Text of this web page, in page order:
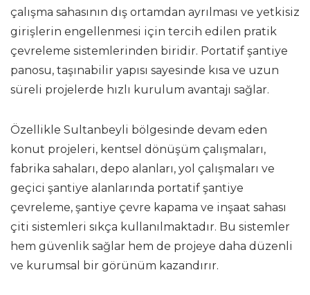
çalışma sahasının dış ortamdan ayrılması ve yetkisiz
girişlerin engellenmesi için tercih edilen pratik
çevreleme sistemlerinden biridir. Portatif şantiye
panosu, taşınabilir yapısı sayesinde kısa ve uzun
süreli projelerde hızlı kurulum avantajı sağlar.
Özellikle Sultanbeyli bölgesinde devam eden
konut projeleri, kentsel dönüşüm çalışmaları,
fabrika sahaları, depo alanları, yol çalışmaları ve
geçici şantiye alanlarında portatif şantiye
çevreleme, şantiye çevre kapama ve inşaat sahası
çiti sistemleri sıkça kullanılmaktadır. Bu sistemler
hem güvenlik sağlar hem de projeye daha düzenli
ve kurumsal bir görünüm kazandırır.